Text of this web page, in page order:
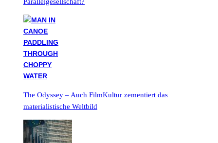
The Odyssey – Auch FilmKultur zementiert das
materialistische Weltbild